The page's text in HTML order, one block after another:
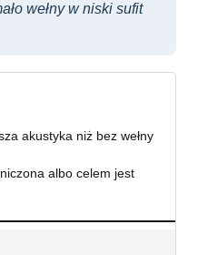
wełny w niski sufit
akustyka niż bez wełny
albo celem jest